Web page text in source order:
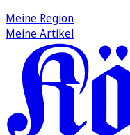
Meine Region
Meine Artikel